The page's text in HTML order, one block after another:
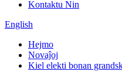
Kontaktu Nin
English
Hejmo
Novaĵoj
Kiel elekti bonan